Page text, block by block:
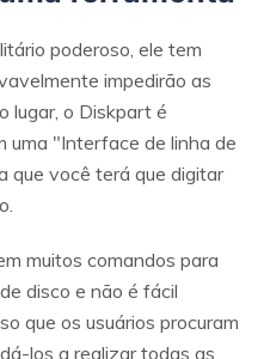
poderoso, ele tem
impedirão as
lugar, o Diskpart é
uma "Interface de linha de
que você terá que digitar
muitos comandos para
disco e não é fácil
que os usuários procuram
los a realizar todas as